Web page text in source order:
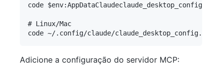
code $env:AppDataClaudeclaude_desktop_config.json
# Linux/Mac
Adicione a configuração do servidor MCP: